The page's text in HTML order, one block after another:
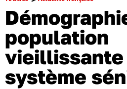
population
vieillissante
système